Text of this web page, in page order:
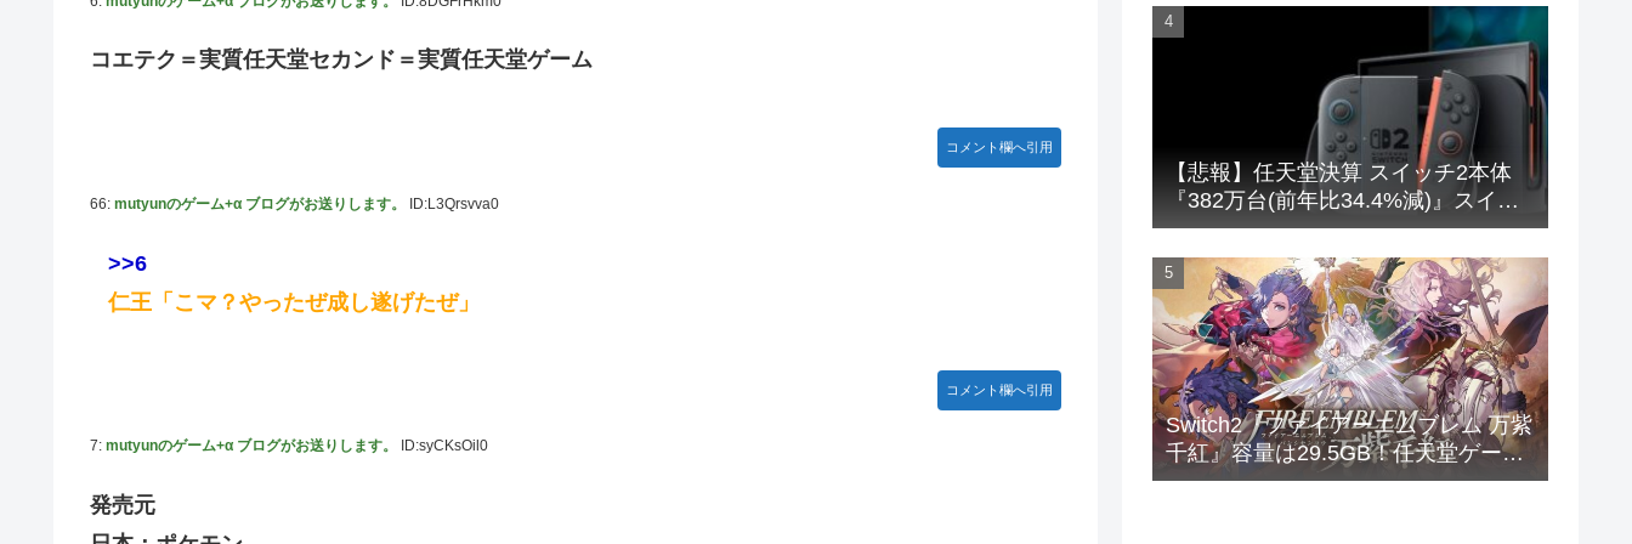
コエテク＝実質任天堂セカンド＝実質任天堂ゲーム
コメント欄へ引用
66: mutyunのゲーム+α ブログがお送りします。 ID:L3Qrsvva0
>>6
仁王「こマ？やったぜ成し遂げたぜ」
コメント欄へ引用
7: mutyunのゲーム+α ブログがお送りします。 ID:syCKsOil0
発売元
【悲報】任天堂決算 スイッチ2本体
『382万台(前年比34.4%減)』スイッ
チ本体『66万台(前年比31.8%減)』
Switch2『ファイアーエムブレム 万紫
千紅』容量は29.5GB！任天堂ゲーま
でｽﾄﾚｰｼﾞ馬鹿食いで容量圧迫堂に